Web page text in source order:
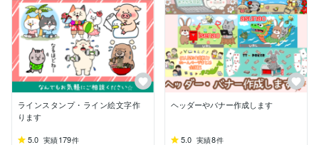
どんなことでもお気軽にメッセージにてご相談くださ
い！
ラインスタンプ・ライン絵文字作
ります
5.0 実績179件
ヘッダーやバナー作成します
5.0 実績8件